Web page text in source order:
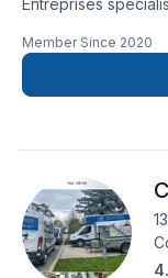
Entreprises
Member Since 2020